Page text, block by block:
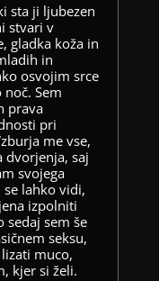
sta ji ljubezen
stvari v
gladka koža in
in
osvojim srce
Sem
prava
pri
me vse,
dvorjenja, saj
svojega
lahko vidi,
izpolniti
sedaj sem še
seksu,
muco,
kjer si želi.